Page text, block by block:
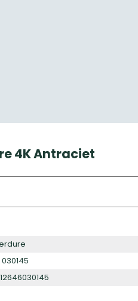
4K Antraciet
030145